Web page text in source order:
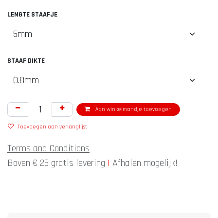
LENGTE STAAFJE
STAAF DIKTE
Aan winkelmandje toevoegen
Toevoegen aan verlanglijst
Terms and Conditions
Boven € 25 gratis levering | Afhalen mogelijk!